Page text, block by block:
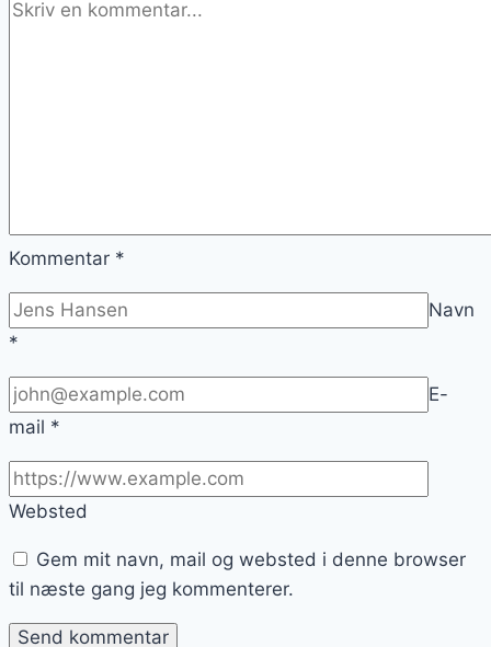
Kommentar *
Navn
*
E-
mail *
Websted
Gem mit navn, mail og websted i denne browser
til næste gang jeg kommenterer.